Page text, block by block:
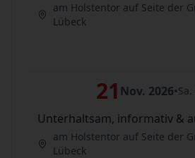
am Holstentor auf Seite der
Lübeck
21 Nov. 2026•
Unterhaltsam, informativ &
am Holstentor auf Seite der
Lübeck